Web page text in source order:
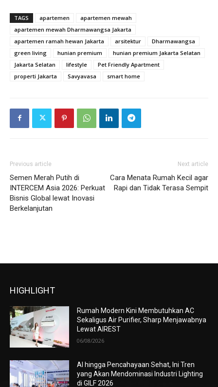
TAGS apartemen
apartemen mewah
apartemen mewah Dharmawangsa Jakarta
apartemen ramah hewan Jakarta
arsitektur
Dharmawangsa
green living
hunian premium
hunian premium Jakarta Selatan
Jakarta Selatan
lifestyle
Pet Friendly Apartment
properti Jakarta
Savyavasa smart home
Previous article
Semen Merah Putih di
INTERCEM Asia 2026: Perkuat
Bisnis Global lewat Inovasi
Berkelanjutan
Next article
Cara Menata Rumah Kecil agar
Rapi dan Tidak Terasa Sempit
HIGHLIGHT
Rumah Modern Kini Membutuhkan AC
Sekaligus Air Purifier, Sharp Menjawabnya
Lewat AIREST
06/08/2026
AI hingga Pencahayaan Sehat, Ini Tren
yang Akan Mendominasi Industri Lighting
di GILF 2026